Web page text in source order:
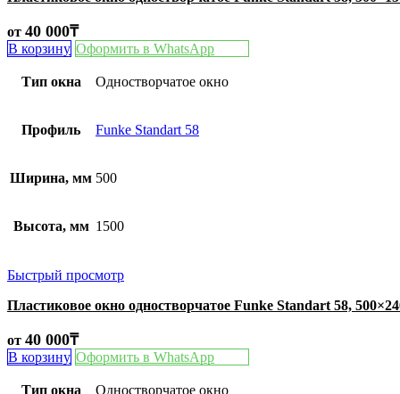
от 40 000₸
В корзину Оформить в WhatsApp
Тип окна Одностворчатое окно
Профиль Funke Standart 58
Ширина, мм 500
Высота, мм 1500
Быстрый просмотр
Пластиковое окно одностворчатое Funke Standart 58,
от 40 000₸
В корзину Оформить в WhatsApp
Тип окна Одностворчатое окно